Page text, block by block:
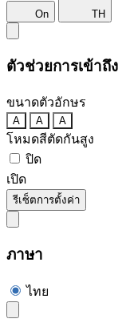
On TH
ตัวช่วยการเข้าถึง
ขนาดตัวอักษร
A A A
โหมดสีตัดกันสูง
ปิด
เปิด
รีเซ็ตการตั้งค่า
ภาษา
ไทย